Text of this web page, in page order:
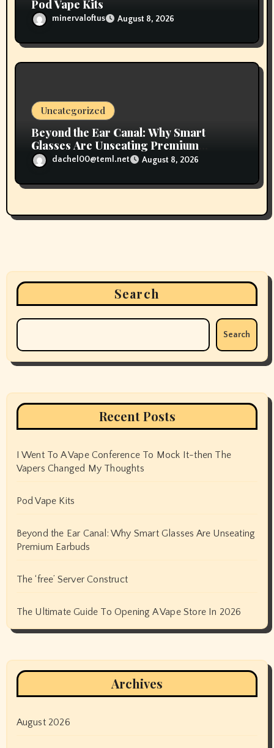
Pod Vape Kits
minervaloftus August 8, 2026
Uncategorized
Beyond the Ear Canal: Why Smart
Glasses Are Unseating Premium
Earbudsdachel00@teml.net August 8, 2026
Search
Search
Recent Posts
I Went To A Vape Conference To Mock It-then The
Vapers Changed My Thoughts
Pod Vape Kits
Beyond the Ear Canal: Why Smart Glasses Are Unseating
Premium Earbuds
The ‘free’ Server Construct
The Ultimate Guide To Opening A Vape Store In 2026
Archives
August 2026